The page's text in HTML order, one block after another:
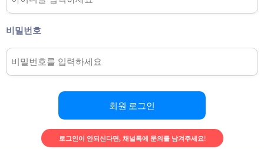
비밀번호
회원 로그인
로그인이 안되신다면, 채널톡에 문의를 남겨주세요!